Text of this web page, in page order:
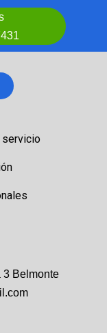
servicio
3 Belmonte